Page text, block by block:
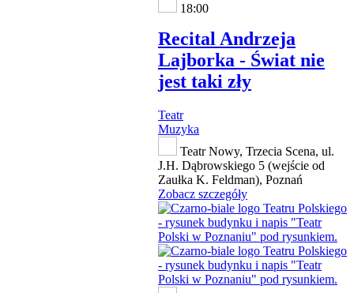
18:00
Recital Andrzeja
Lajborka - Świat nie
jest taki zły
Teatr
Muzyka
Teatr Nowy, Trzecia Scena, ul.
J.H. Dąbrowskiego 5 (wejście od
Zaułka K. Feldman), Poznań
Zobacz szczegóły